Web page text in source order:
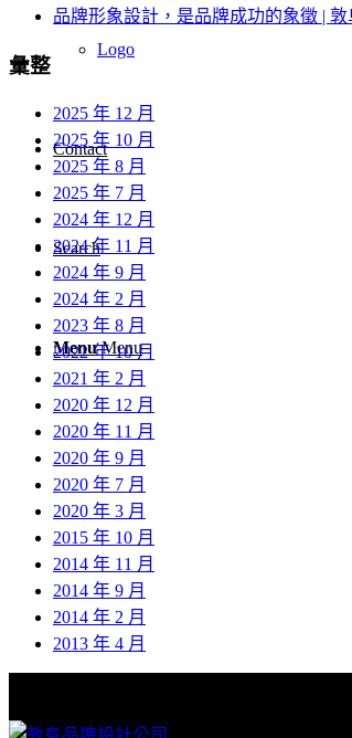
Logo
Contact
Search
Menu Menu
品牌形象設計，是品牌成功的象徵 |
彙整
2025 年 12 月
2025 年 10 月
2025 年 8 月
2025 年 7 月
2024 年 12 月
2024 年 11 月
2024 年 9 月
2024 年 2 月
2023 年 8 月
2022 年 10 月
2021 年 2 月
2020 年 12 月
2020 年 11 月
2020 年 9 月
2020 年 7 月
2020 年 3 月
2015 年 10 月
2014 年 11 月
2014 年 9 月
2014 年 2 月
2013 年 4 月